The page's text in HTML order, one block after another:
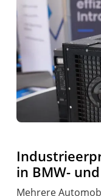
in BMW-
Mehrere